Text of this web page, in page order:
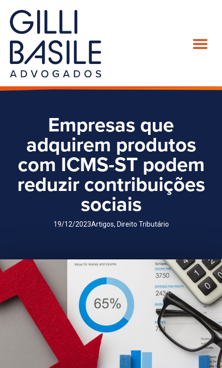
Empresas que
adquirem produtos
com ICMS-ST podem
reduzir contribuições
sociais
19/12/2023Artigos, Direito Tributário